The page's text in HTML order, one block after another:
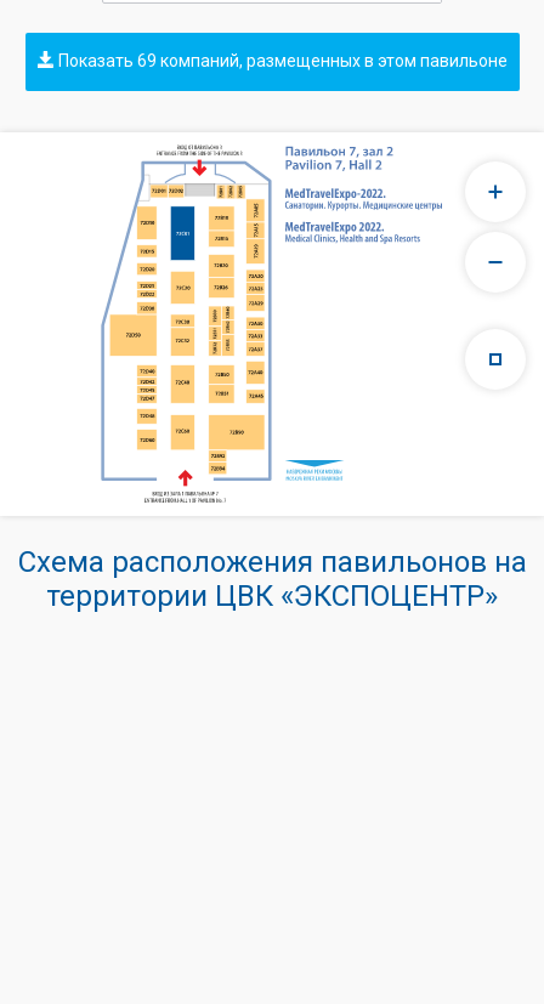
Показать 69 компаний, размещенных в этом павильоне
Схема расположения павильонов на
территории ЦВК «ЭКСПОЦЕНТР»